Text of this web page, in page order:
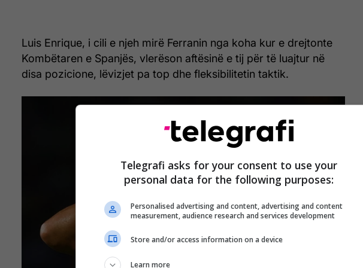
Luis Enrique, i cili e njeh mirë Ferranin nga koha kur e drejtonte
Kombëtaren e Spanjës, vlerëson aftësinë e tij për të luajtur në
disa pozicione, lëvizjet pa top dhe fleksibilitetin taktik.
Telegrafi asks for your consent to use your
personal data for the following purposes:
Personalised advertising and content, advertising and content
measurement, audience research and services development
Store and/or access information on a device
Learn more